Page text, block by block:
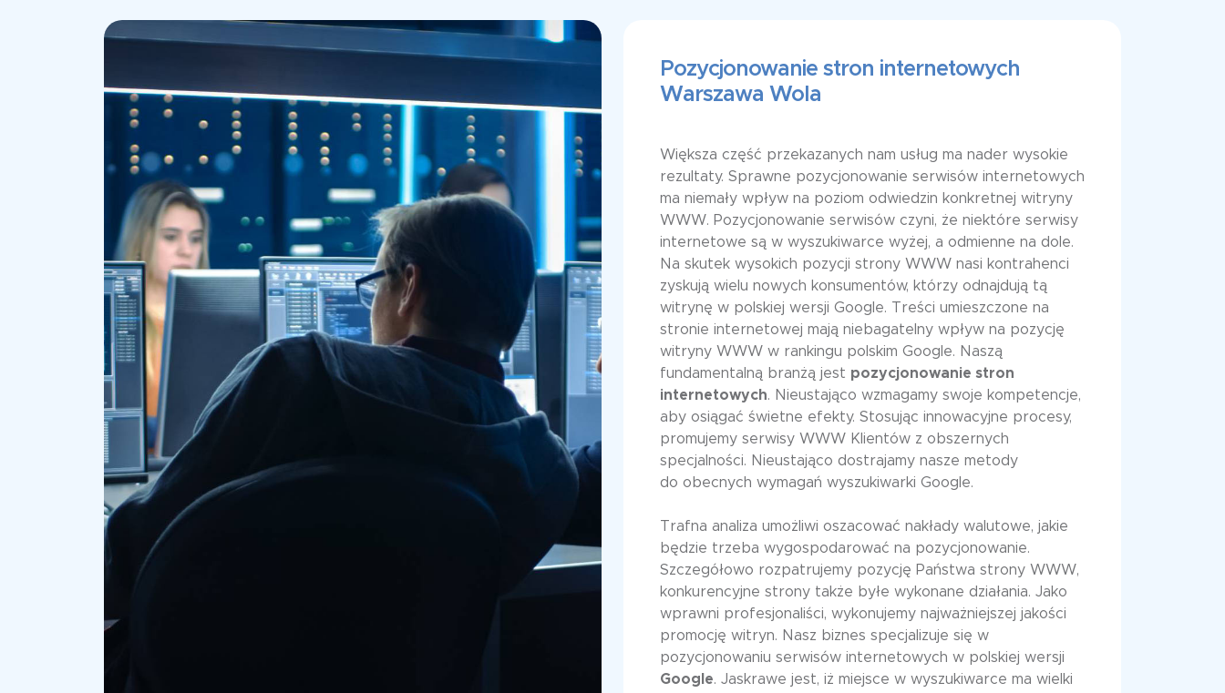
Pozycjonowanie stron internetowych
Warszawa Wola
Większa część przekazanych nam usług ma nader wysokie
rezultaty. Sprawne pozycjonowanie serwisów internetowych
ma niemały wpływ na poziom odwiedzin konkretnej witryny
WWW. Pozycjonowanie serwisów czyni, że niektóre serwisy
internetowe są w wyszukiwarce wyżej, a odmienne na dole.
Na skutek wysokich pozycji strony WWW nasi kontrahenci
zyskują wielu nowych konsumentów, którzy odnajdują tą
witrynę w polskiej wersji Google. Treści umieszczone na
stronie internetowej mają niebagatelny wpływ na pozycję
witryny WWW w rankingu polskim Google. Naszą
fundamentalną branżą jest pozycjonowanie stron
internetowych. Nieustająco wzmagamy swoje kompetencje,
aby osiągać świetne efekty. Stosując innowacyjne procesy,
promujemy serwisy WWW Klientów z obszernych
specjalności. Nieustająco dostrajamy nasze metody
do obecnych wymagań wyszukiwarki Google.
Trafna analiza umożliwi oszacować nakłady walutowe, jakie
będzie trzeba wygospodarować na pozycjonowanie.
Szczegółowo rozpatrujemy pozycję Państwa strony WWW,
konkurencyjne strony także byłe wykonane działania. Jako
wprawni profesjonaliści, wykonujemy najważniejszej jakości
promocję witryn. Nasz biznes specjalizuje się w
pozycjonowaniu serwisów internetowych w polskiej wersji
Google. Jaskrawe jest, iż miejsce w wyszukiwarce ma wielki